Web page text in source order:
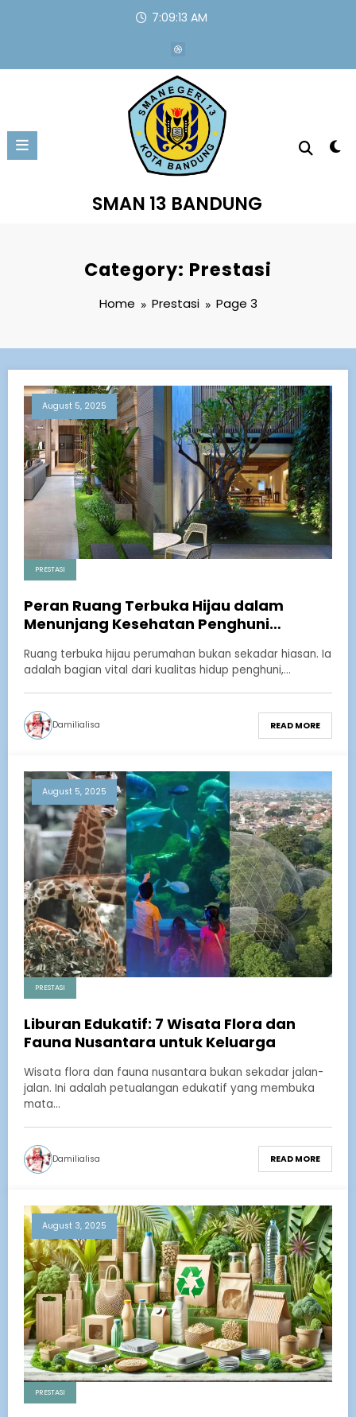
7:09:13 AM
SMAN 13 BANDUNG
Category: Prestasi
Home Prestasi Page 3
August 5, 2025
PRESTASI
Peran Ruang Terbuka Hijau dalam
Menunjang Kesehatan Penghuni
Ruang terbuka hijau perumahan bukan sekadar hiasan. Ia
adalah bagian vital dari kualitas hidup penghuni,…
Damilialisa READ MORE
August 5, 2025
PRESTASI
Liburan Edukatif: 7 Wisata Flora dan
Fauna Nusantara untuk Keluarga
Wisata flora dan fauna nusantara bukan sekadar jalan-
jalan. Ini adalah petualangan edukatif yang membuka
mata…
Damilialisa READ MORE
August 3, 2025
PRESTASI